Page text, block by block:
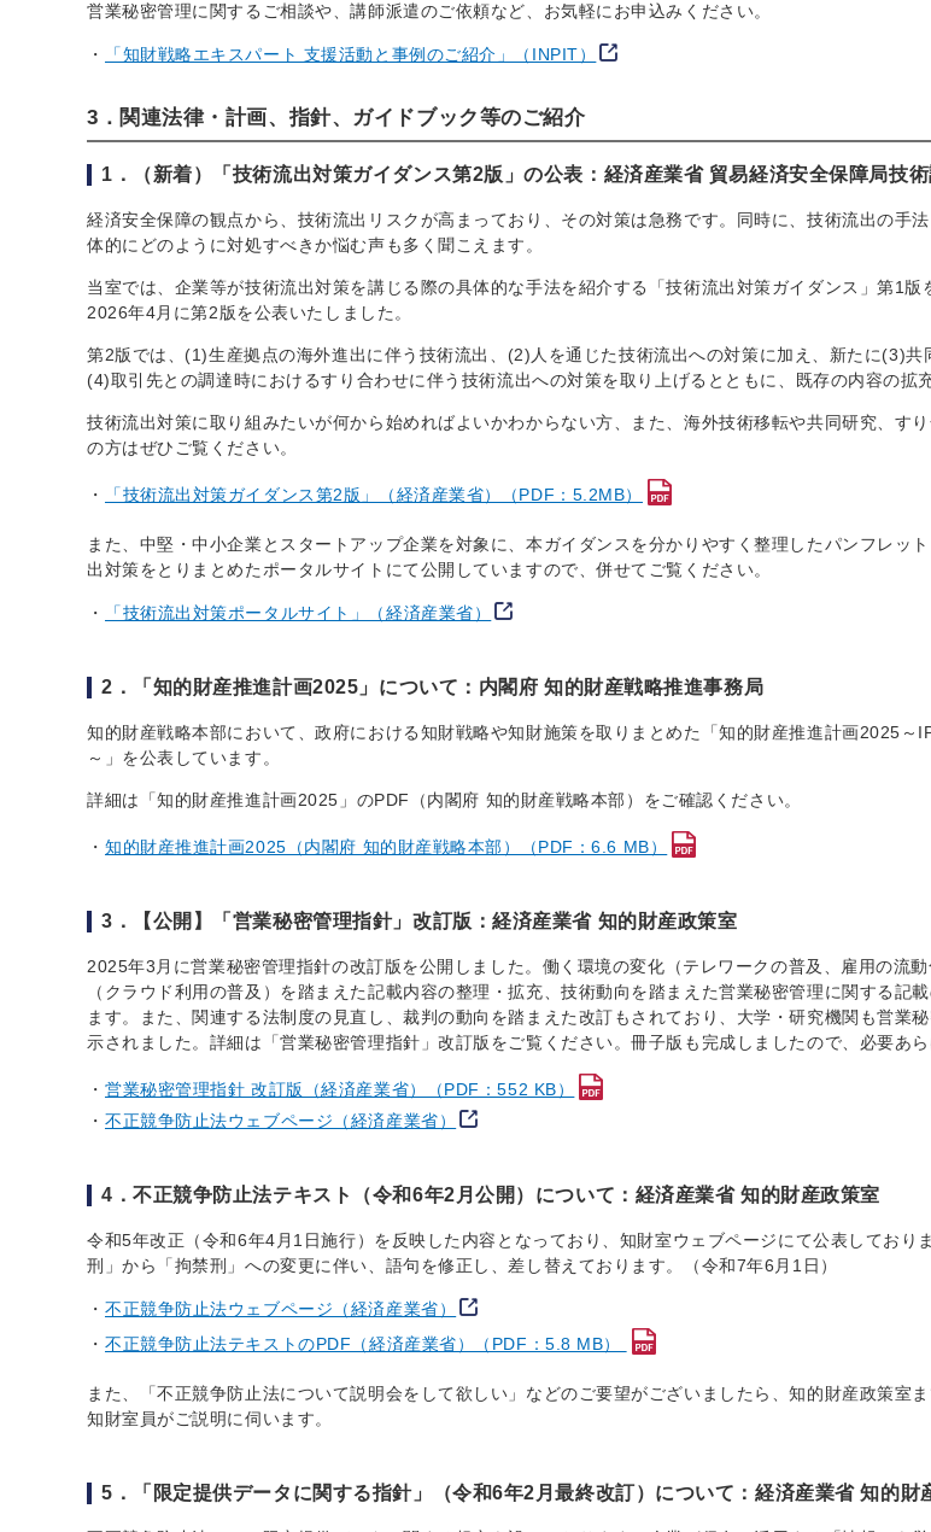
営業秘密管理に関するご相談や、講師派遣のご依頼など、お気軽にお申込みください。
「知財戦略エキスパート 支援活動と事例のご紹介」（INPIT）
3．関連法律・計画、指針、ガイドブック等のご紹介
1．（新着）「技術流出対策ガイダンス第2版」の公表：経済産業省 貿易経済安全保障局技
経済安全保障の観点から、技術流出リスクが高まっており、その対策は急務です。同時に、技術流出の手
体的にどのように対処すべきか悩む声も多く聞こえます。
当室では、企業等が技術流出対策を講じる際の具体的な手法を紹介する「技術流出対策ガイダンス」第1版
2026年4月に第2版を公表いたしました。
第2版では、(1)生産拠点の海外進出に伴う技術流出、(2)人を通じた技術流出への対策に加え、新たに(3)共
(4)取引先との調達時におけるすり合わせに伴う技術流出への対策を取り上げるとともに、既存の内容の拡
技術流出対策に取り組みたいが何から始めればよいかわからない方、また、海外技術移転や共同研究、す
の方はぜひご覧ください。
「技術流出対策ガイダンス第2版」（経済産業省）（PDF：5.2MB）
また、中堅・中小企業とスタートアップ企業を対象に、本ガイダンスを分かりやすく整理したパンフレッ
出対策をとりまとめたポータルサイトにて公開していますので、併せてご覧ください。
「技術流出対策ポータルサイト」（経済産業省）
2．「知的財産推進計画2025」について：内閣府 知的財産戦略推進事務局
知的財産戦略本部において、政府における知財戦略や知財施策を取りまとめた「知的財産推進計画2025～
～」を公表しています。
詳細は「知的財産推進計画2025」のPDF（内閣府 知的財産戦略本部）をご確認ください。
知的財産推進計画2025（内閣府 知的財産戦略本部）（PDF：6.6 MB）
3．【公開】「営業秘密管理指針」改訂版：経済産業省 知的財産政策室
2025年3月に営業秘密管理指針の改訂版を公開しました。働く環境の変化（テレワークの普及、雇用の流
（クラウド利用の普及）を踏まえた記載内容の整理・拡充、技術動向を踏まえた営業秘密管理に関する記
ます。また、関連する法制度の見直し、裁判の動向を踏まえた改訂もされており、大学・研究機関も営業
示されました。詳細は「営業秘密管理指針」改訂版をご覧ください。冊子版も完成しましたので、必要あら
営業秘密管理指針 改訂版（経済産業省）（PDF：552 KB）
不正競争防止法ウェブページ（経済産業省）
4．不正競争防止法テキスト（令和6年2月公開）について：経済産業省 知的財産政策室
令和5年改正（令和6年4月1日施行）を反映した内容となっており、知財室ウェブページにて公表しており
刑」から「拘禁刑」への変更に伴い、語句を修正し、差し替えております。（令和7年6月1日）
不正競争防止法ウェブページ（経済産業省）
不正競争防止法テキストのPDF（経済産業省）（PDF：5.8 MB）
また、「不正競争防止法について説明会をして欲しい」などのご要望がございましたら、知的財産政策室ま
知財室員がご説明に伺います。
5．「限定提供データに関する指針」（令和6年2月最終改訂）について：経済産業省 知的財